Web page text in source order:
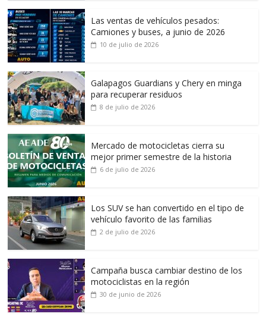
Las ventas de vehículos pesados:
Camiones y buses, a junio de 2026
10 de julio de 2026
Galapagos Guardians y Chery en minga
para recuperar residuos
8 de julio de 2026
Mercado de motocicletas cierra su
mejor primer semestre de la historia
6 de julio de 2026
Los SUV se han convertido en el tipo de
vehículo favorito de las familias
2 de julio de 2026
Campaña busca cambiar destino de los
motociclistas en la región
30 de junio de 2026